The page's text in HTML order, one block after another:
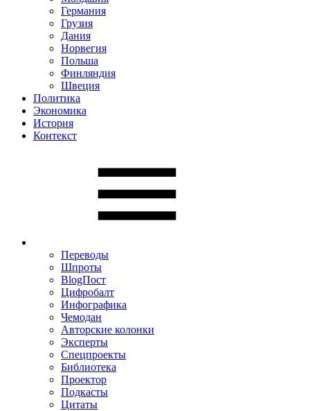
Германия
Грузия
Дания
Норвегия
Польша
Финляндия
Швеция
Политика
Экономика
История
Контекст
Переводы
Шпроты
BlogПост
Цифробалт
Инфографика
Чемодан
Авторские колонки
Эксперты
Спецпроекты
Библиотека
Проектор
Подкасты
Цитаты